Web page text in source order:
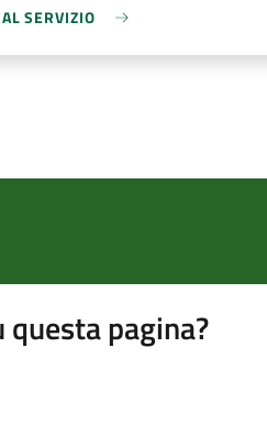
SERVIZIO
pagina?